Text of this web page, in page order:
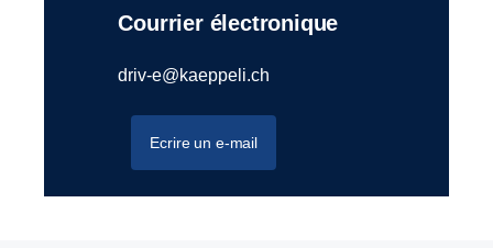
Courrier électronique
driv-e@kaeppeli.ch
Ecrire un e-mail